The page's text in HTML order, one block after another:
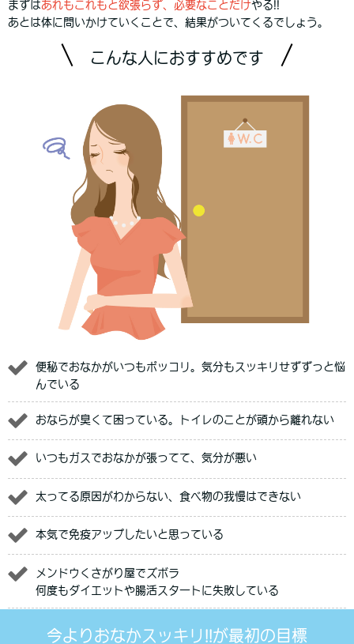
まずはあれもこれもと欲張らず、必要なことだけやる!!
あとは体に問いかけていくことで、結果がついてくるでしょう。
こんな人におすすめです
便秘でおなかがいつもポッコリ。気分もスッキリせずずっと悩
んでいる
おならが臭くて困っている。トイレのことが頭から離れない
いつもガスでおなかが張ってて、気分が悪い
太ってる原因がわからない、食べ物の我慢はできない
本気で免疫アップしたいと思っている
メンドウくさがり屋でズボラ
何度もダイエットや腸活スタートに失敗している
今よりおなかスッキリ!!が最初の目標